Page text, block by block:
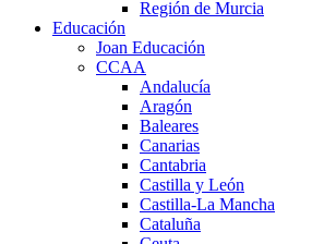
Región de Murcia
Educación
Joan Educación
CCAA
Andalucía
Aragón
Baleares
Canarias
Cantabria
Castilla y León
Castilla-La Mancha
Cataluña